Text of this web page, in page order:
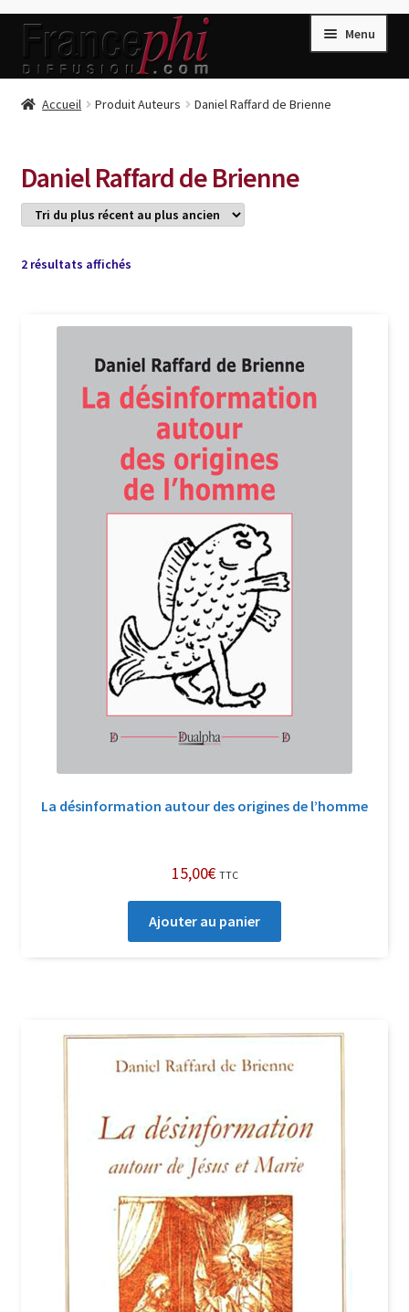
Aller
la
Aller
contenu
Menu
Accueil
Conditions de Vente
Connection
Listes d’Envies
Livres de Peter Randa
Livres de Philippe Randa
Nous Contacter
Politique de confidentialité et cookies
Soutien à Philippe Randa
Suivi de la Commande
Accueil Produit Auteurs Daniel Raffard de Brienne
Daniel Raffard de Brienne
2 résultats affichésTrié
récent
plus
ancien
La désinformation autour des origines de l’homme
15,00€ TTC
Ajouter au panier